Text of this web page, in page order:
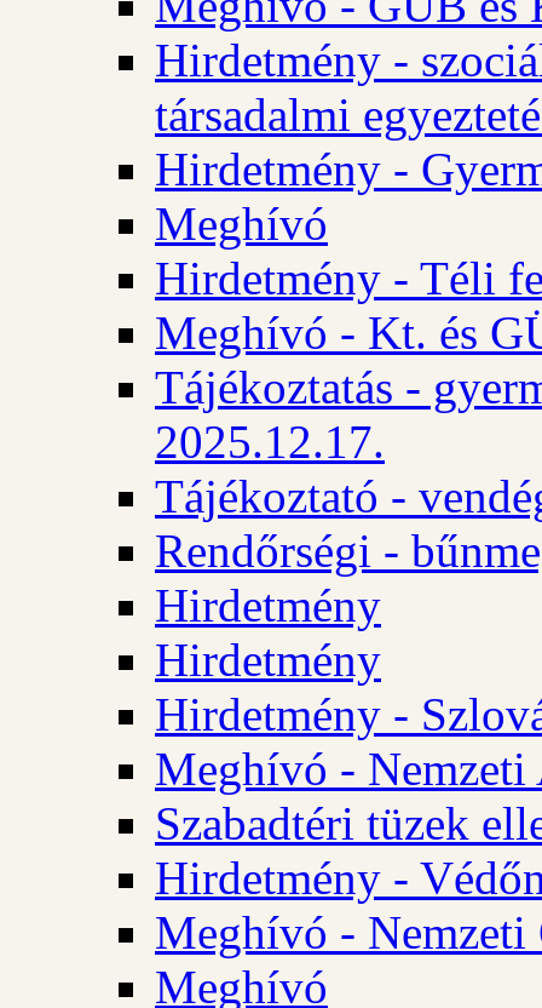
Hirdetmény -
társadalmi
Hirdetmény -
Meghívó
Hirdetmény - Téli
Meghívó - Kt. és
Tájékoztatás -
2025.12.17.
Tájékoztató -
Rendőrségi -
Hirdetmény
Hirdetmény
Hirdetmény -
Meghívó - Nemzeti
Szabadtéri tüzek
Hirdetmény -
Meghívó - Nemzeti
Meghívó